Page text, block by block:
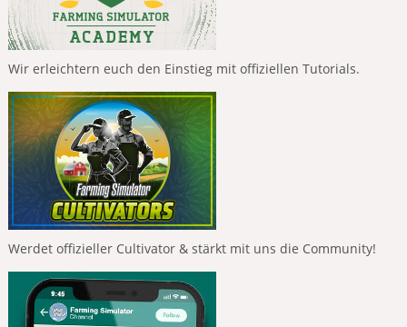
Wir erleichtern euch den Einstieg mit offiziellen Tutorials.
Werdet offizieller Cultivator & stärkt mit uns die Community!